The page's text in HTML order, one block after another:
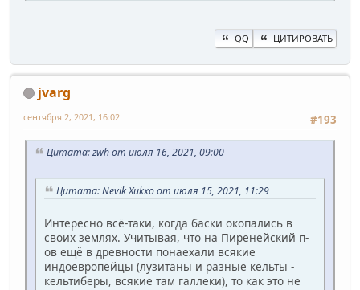
QQ ЦИТИРОВАТЬ
jvarg
#193
сентября 2, 2021, 16:02
Цитата: zwh от июля 16, 2021, 09:00
Цитата: Nevik Xukxo от июля 15, 2021, 11:29
Интересно всё-таки, когда баски окопались в
своих землях. Учитывая, что на Пиренейский п-
ов ещё в древности понаехали всякие
индоевропейцы (лузитаны и разные кельты -
кельтиберы, всякие там галлеки), то как это не